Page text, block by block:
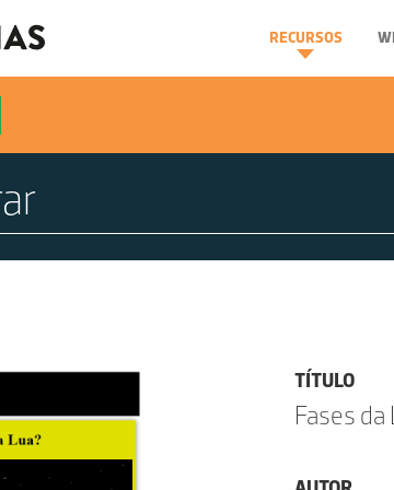
RECURSOS
TÍTULO
Fases da